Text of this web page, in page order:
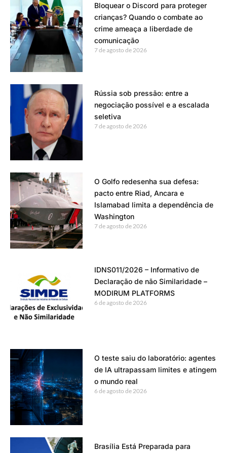
Bloquear o Discord para proteger
crianças? Quando o combate ao
crime ameaça a liberdade de
comunicação
7 de agosto de 2026
Rússia sob pressão: entre a
negociação possível e a escalada
seletiva
7 de agosto de 2026
O Golfo redesenha sua defesa:
pacto entre Riad, Ancara e
Islamabad limita a dependência de
Washington
7 de agosto de 2026
IDNS011/2026 – Informativo de
Declaração de não Similaridade –
MODIRUM PLATFORMS
6 de agosto de 2026
O teste saiu do laboratório: agentes
de IA ultrapassam limites e atingem
o mundo real
6 de agosto de 2026
Brasília Está Preparada para